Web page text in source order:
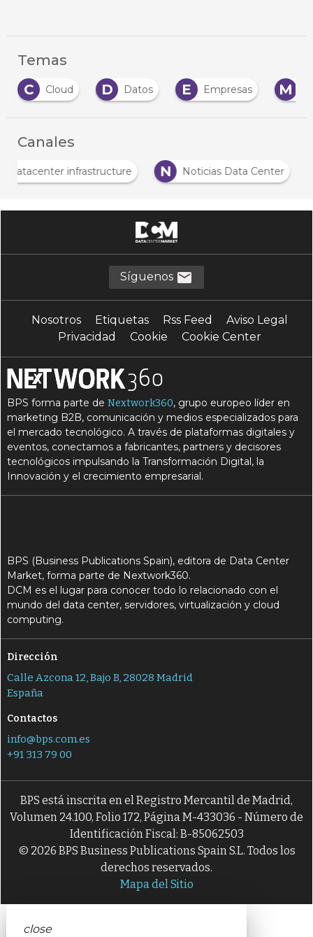
Temas
Cloud D Datos E Empresas M Mercado
Canales
D
Datacenter infrastructure N Noticias Data Center
Síguenos
Nosotros Etiquetas Rss Feed
Aviso Legal
Privacidad
Cookie Cookie Center
BPS forma parte deNextwork360, grupo europeo líder en
marketing B2B, comunicación y medios especializados para
el mercado tecnológico. A través de plataformas digitales y
eventos, conectamos a fabricantes, partners y decisores
tecnológicos impulsando la Transformación Digital, la
Innovación y el crecimiento empresarial.
BPS (Business Publications Spain), editora de Data Center
Market, forma parte de Nextwork360.
DCM es el lugar para conocer todo lo relacionado con el
mundo del data center, servidores, virtualización y cloud
computing.
Dirección
Calle Azcona 12, Bajo B, 28028 Madrid
España
Contactos
info@bps.com.es
+91 313 79 00
BPS está inscrita en el Registro Mercantil de Madrid,
Volumen 24.100, Folio 172, Página M-433036 - Número de
Identificación Fiscal: B-85062503
© 2026 BPS Business Publications Spain S.L. Todos los
derechos reservados.
Mapa del Sitio
close